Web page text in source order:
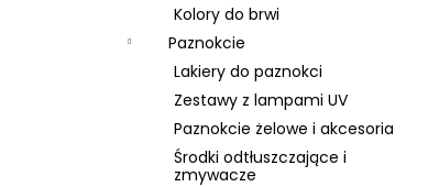
Kolory do brwi
Paznokcie
Lakiery do paznokci
Zestawy z lampami UV
Paznokcie żelowe i akcesoria
Środki odtłuszczające i
zmywacze